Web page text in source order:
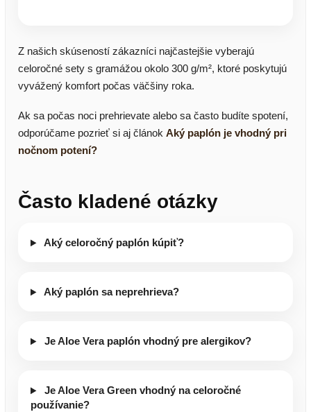
Z našich skúseností zákazníci najčastejšie vyberajú
celoročné sety s gramážou okolo 300 g/m², ktoré poskytujú
vyvážený komfort počas väčšiny roka.
Ak sa počas noci prehrievate alebo sa často budíte spotení,
odporúčame pozrieť si aj článok Aký paplón je vhodný pri
nočnom potení?
Často kladené otázky
Aký celoročný paplón kúpiť?
Aký paplón sa neprehrieva?
Je Aloe Vera paplón vhodný pre alergikov?
Je Aloe Vera Green vhodný na celoročné
používanie?